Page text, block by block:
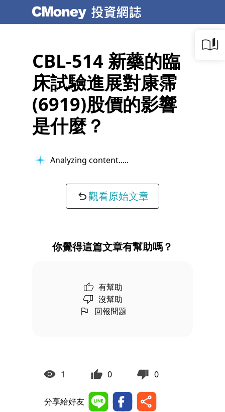
CBL-514 新藥的臨
床試驗進展對康霈
(6919)股價的影響
是什麼？
Analyzing content...
觀看原始文章
你覺得這篇文章有幫助嗎？
有幫助
沒幫助
回報問題
1 0 0
分享給好友